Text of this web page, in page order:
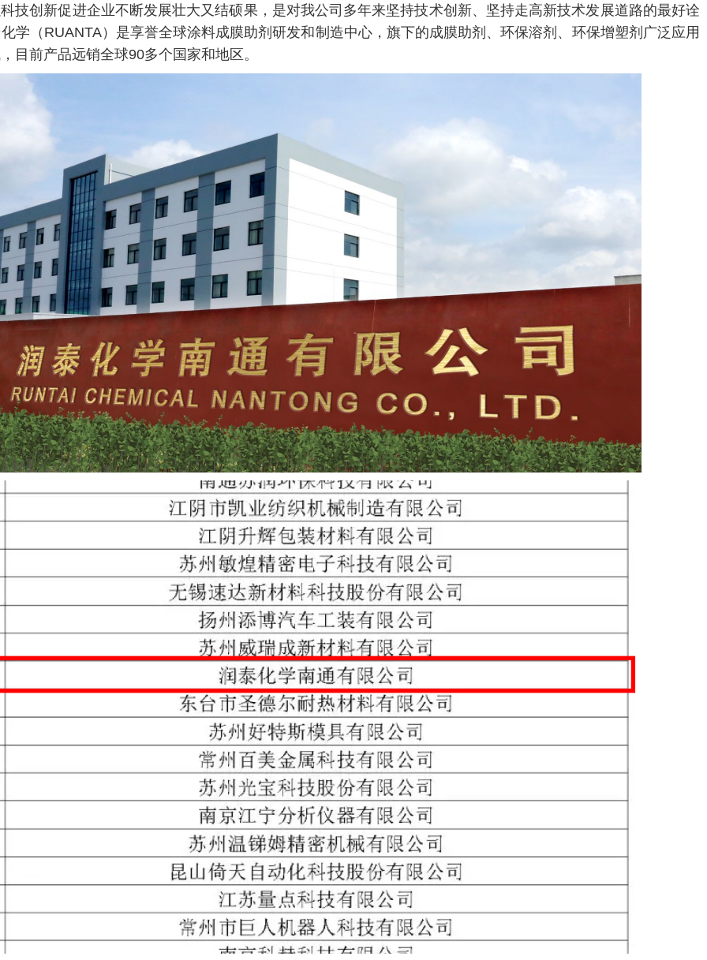
创新促进企业不断发展壮大又结硕果，是对我公司多年来坚持技术创新、坚持走高新技术发展道路的最好诠
学（RUANTA）是享誉全球涂料成膜助剂研发和制造中心，旗下的成膜助剂、环保溶剂、环保增塑剂广泛应用
目前产品远销全球90多个国家和地区。